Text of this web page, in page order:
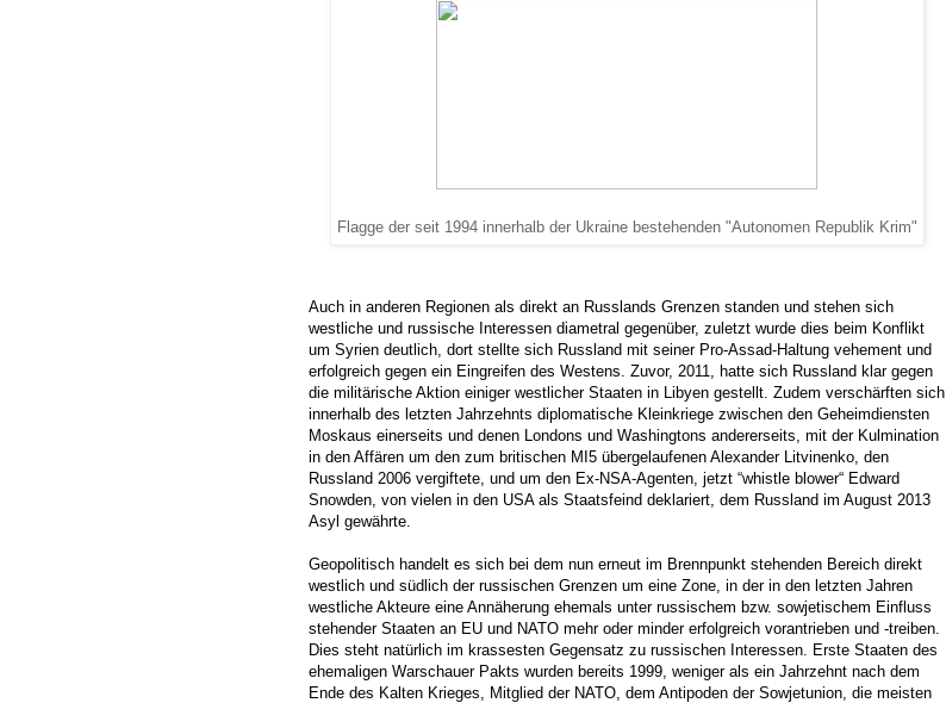
Flagge der seit 1994 innerhalb der Ukraine bestehenden "Autonomen Republik Krim"
Auch in anderen Regionen als direkt an Russlands Grenzen standen und stehen sich
westliche und russische Interessen diametral gegenüber, zuletzt wurde dies beim Konflikt
um Syrien deutlich, dort stellte sich Russland mit seiner Pro-Assad-Haltung vehement und
erfolgreich gegen ein Eingreifen des Westens. Zuvor, 2011, hatte sich Russland klar gegen
die militärische Aktion einiger westlicher Staaten in Libyen gestellt. Zudem verschärften sich
innerhalb des letzten Jahrzehnts diplomatische Kleinkriege zwischen den Geheimdiensten
Moskaus einerseits und denen Londons und Washingtons andererseits, mit der Kulmination
in den Affären um den zum britischen MI5 übergelaufenen Alexander Litvinenko, den
Russland 2006 vergiftete, und um den Ex-NSA-Agenten, jetzt “whistle blower“ Edward
Snowden, von vielen in den USA als Staatsfeind deklariert, dem Russland im August 2013
Asyl gewährte.
Geopolitisch handelt es sich bei dem nun erneut im Brennpunkt stehenden Bereich direkt
westlich und südlich der russischen Grenzen um eine Zone, in der in den letzten Jahren
westliche Akteure eine Annäherung ehemals unter russischem bzw. sowjetischem Einfluss
stehender Staaten an EU und NATO mehr oder minder erfolgreich vorantrieben und -treiben.
Dies steht natürlich im krassesten Gegensatz zu russischen Interessen. Erste Staaten des
ehemaligen Warschauer Pakts wurden bereits 1999, weniger als ein Jahrzehnt nach dem
Ende des Kalten Krieges, Mitglied der NATO, dem Antipoden der Sowjetunion, die meisten